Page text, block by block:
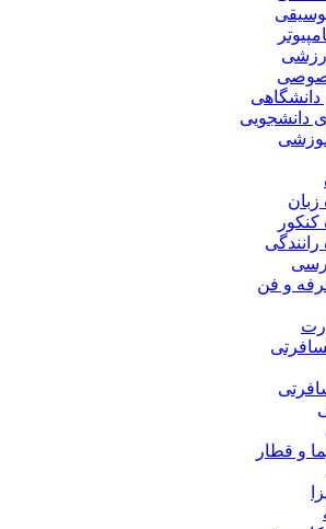
دانشگاهی
دانشجویی
زبان
کنکور
رانندگی
و فن
و قطار